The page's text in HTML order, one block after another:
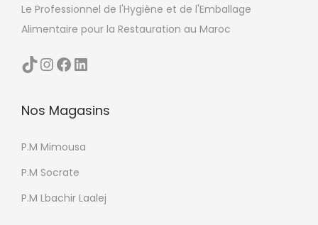
Le Professionnel de l'Hygiène et de l'Emballage
Alimentaire pour la Restauration au Maroc
TikTok InstagramFacebook LinkedIn
Nos Magasins
P.M Mimousa
P.M Socrate
P.M Lbachir Laalej